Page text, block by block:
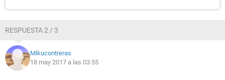
RESPUESTA 2 / 3
Mikucontreras
18 may 2017 a las 03:55